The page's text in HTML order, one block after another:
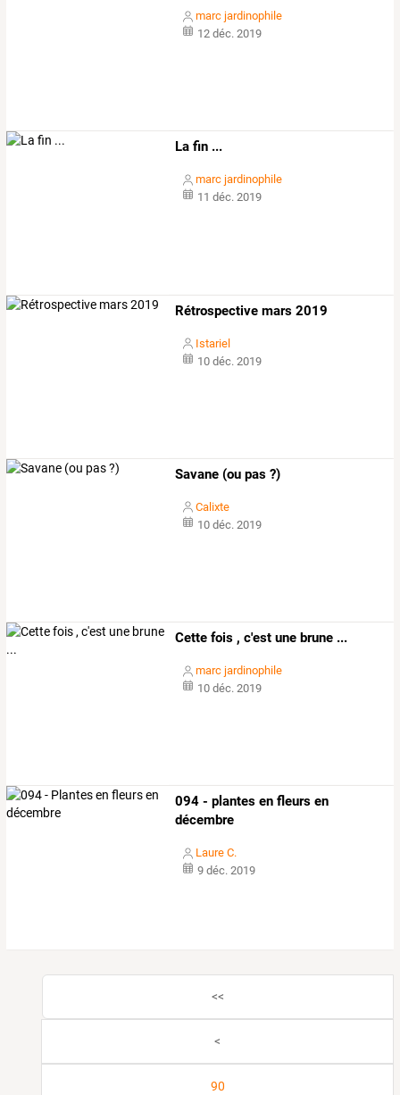
marc jardinophile
12 déc. 2019
La fin ...
marc jardinophile
11 déc. 2019
Rétrospective mars 2019
Istariel
10 déc. 2019
Savane (ou pas ?)
Calixte
10 déc. 2019
Cette fois , c'est une brune ...
marc jardinophile
10 déc. 2019
094 - plantes en fleurs en
décembre
Laure C.
9 déc. 2019
<<
<
90